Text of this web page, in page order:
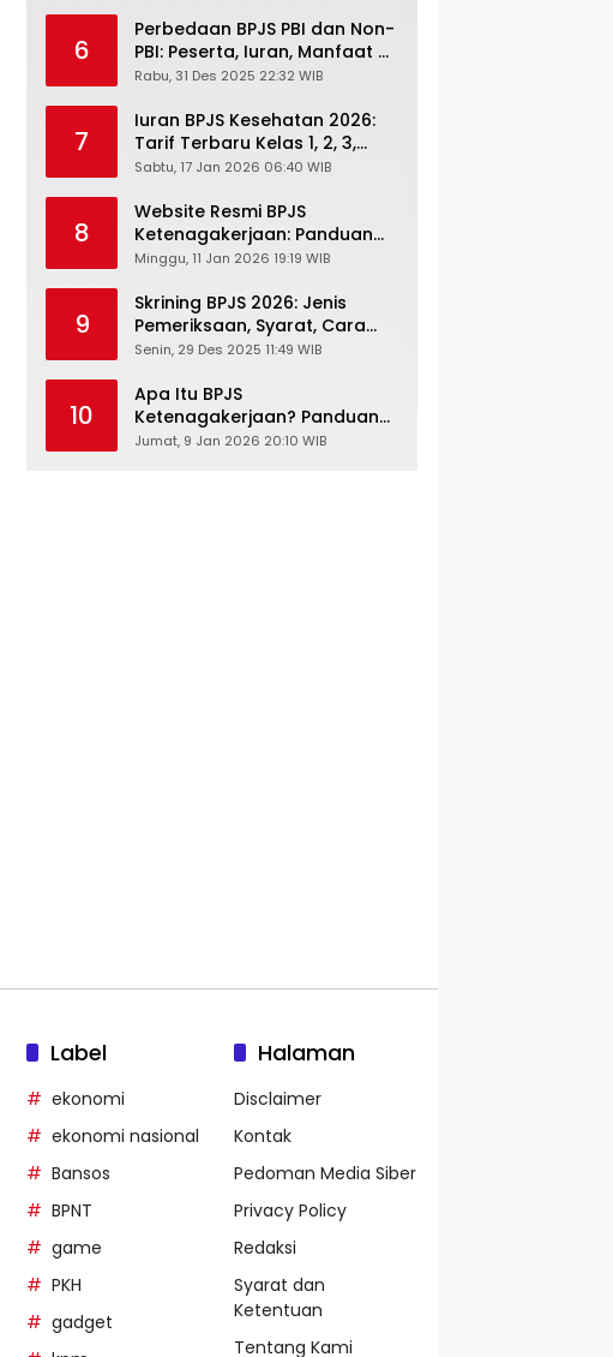
6
Perbedaan BPJS PBI dan Non-
PBI: Peserta, Iuran, Manfaat &
Masa Berlaku Terbaru 2026
Rabu, 31 Des 2025 22:32 WIB
7
Iuran BPJS Kesehatan 2026:
Tarif Terbaru Kelas 1, 2, 3,
Cara Bayar, Denda &
JKN-KIS
Sabtu, 17 Jan 2026 06:40 WIB
8
Website Resmi BPJS
Ketenagakerjaan: Panduan
Lengkap Akses dan Fitur
Minggu, 11 Jan 2026 19:19 WIB
9
Skrining BPJS 2026: Jenis
Pemeriksaan, Syarat, Cara
Daftar & Cek Riwayat
Senin, 29 Des 2025 11:49 WIB
10
Apa Itu BPJS
Ketenagakerjaan? Panduan
Lengkap untuk Pekerja dan
Jumat, 9 Jan 2026 20:10 WIB
Label
ekonomi
ekonomi nasional
Bansos
BPNT
game
PKH
gadget
Halaman
Disclaimer
Kontak
Pedoman Media Siber
Privacy Policy
Redaksi
Syarat dan
Ketentuan
Tentang Kami